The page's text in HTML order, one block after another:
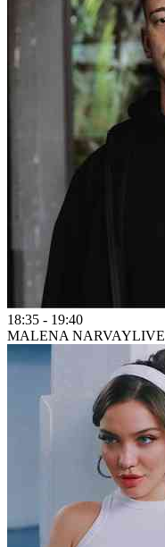
18:35 - 19:40
MALENA NARVAYLIVE